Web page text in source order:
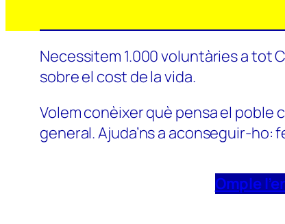
Necessitem 1.000 voluntàries a tot
sobre el cost de la vida.
Volem conèixer què pensa el poble
general. Ajuda’ns a aconseguir-ho:
Omple